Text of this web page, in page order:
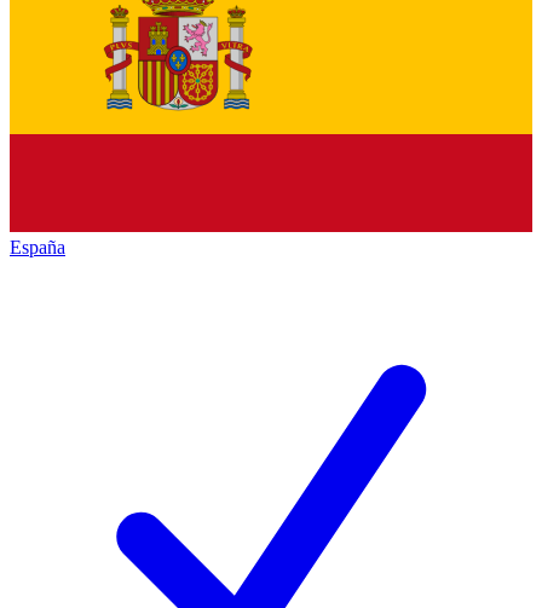
España